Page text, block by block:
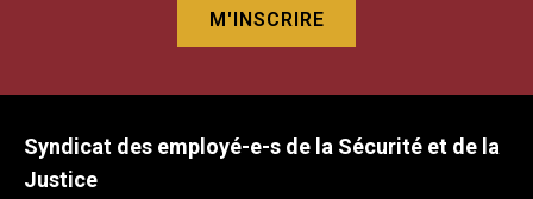
Syndicat des employé-e-s de la Sécurité et de la
Justice